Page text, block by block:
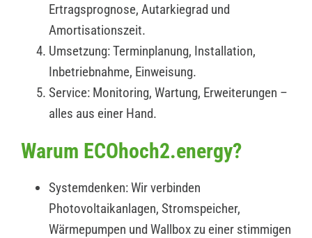
Ertragsprognose, Autarkiegrad und
Amortisationszeit.
Umsetzung: Terminplanung, Installation,
Inbetriebnahme, Einweisung.
Service: Monitoring, Wartung, Erweiterungen –
alles aus einer Hand.
Warum ECOhoch2.energy?
Systemdenken: Wir verbinden
Photovoltaikanlagen, Stromspeicher,
Wärmepumpen und Wallbox zu einer stimmigen